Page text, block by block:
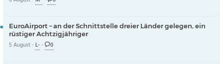
EuroAirport – an der Schnittstelle dreier Länder gelegen, ein
rüstiger Achtzigjähriger
5 August -L-- 0